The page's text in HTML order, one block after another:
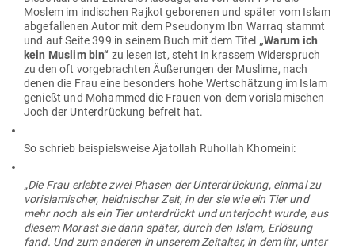
Moslem im indi­schen Rajkot gebo­renen und später vom Islam
abge­fal­lenen Autor mit dem Pseudonym Ibn Warraq stammt
und auf Seite 399 in seinem Buch mit dem Titel „Warum ich
kein Muslim bin“ zu lesen ist, steht in krassem Wider­spruch
zu den oft vor­ge­brachten Äuße­rungen der Muslime, nach
denen die Frau eine besonders hohe Wert­schätzung im Islam
genießt und Mohammed die Frauen von dem vor­is­la­mi­schen
Joch der Unter­drü­ckung befreit hat.
So schrieb bei­spiels­weise Aja­tollah Ruhollah Khomeini:
„Die Frau erlebte zwei Phasen der Unter­drü­ckung, einmal zu
vor­is­la­mi­scher, heid­ni­scher Zeit, in der sie wie ein Tier und
mehr noch als ein Tier unter­drückt und unter­jocht wurde, aus
diesem Morast sie dann später, durch den Islam, Erlösung
fand. Und zum anderen in unserem Zeit­alter, in dem ihr, unter